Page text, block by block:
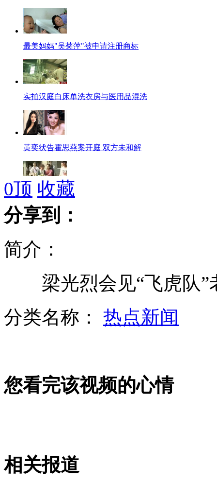
最美妈妈"吴菊萍"被申请注册商标
实拍汉庭白床单洗衣房与医用品混洗
黄奕状告霍思燕案开庭 双方未和解
三位女大学生"拾荒"救重病室友
买裤子送iphone4S 原来是个“套”
0顶 收藏
分享到：
简介：
梁光烈会见“飞虎队”
分类名称： 热点新闻
您看完该视频的心情
相关报道